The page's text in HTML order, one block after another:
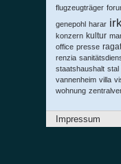
flugzeugträger
genepohl harar
konzern kultur
office presse
renzia
staatshaushalt stal
vannenheim villa
wohnung
Impressum